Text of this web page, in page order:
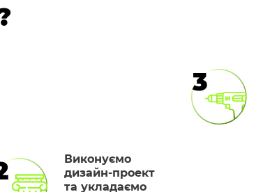
3
Виконуємо
дизайн-проект
та укладаємо